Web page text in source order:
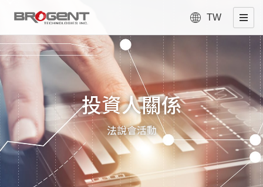
TW
投資人關係
法說會活動